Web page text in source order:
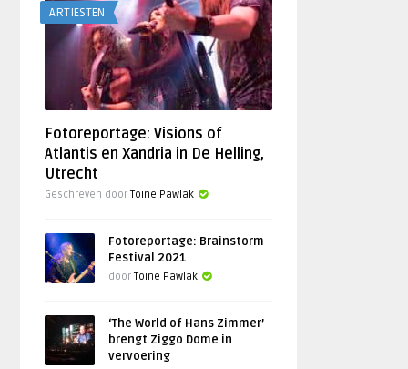
ARTIESTEN
Fotoreportage: Visions of
Atlantis en Xandria in De Helling,
Utrecht
Geschreven doorToine Pawlak
Fotoreportage: Brainstorm
Festival 2021
doorToine Pawlak
‘The World of Hans Zimmer’
brengt Ziggo Dome in
vervoering